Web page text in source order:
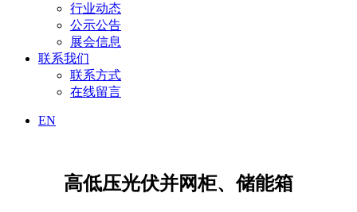
行业动态
公示公告
展会信息
联系我们
联系方式
在线留言
EN
高低压光伏并网柜、储能箱